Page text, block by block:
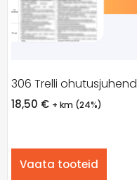
306 Trelli ohutusjuhend
18,50 € + km (24%)
Vaata tooteid